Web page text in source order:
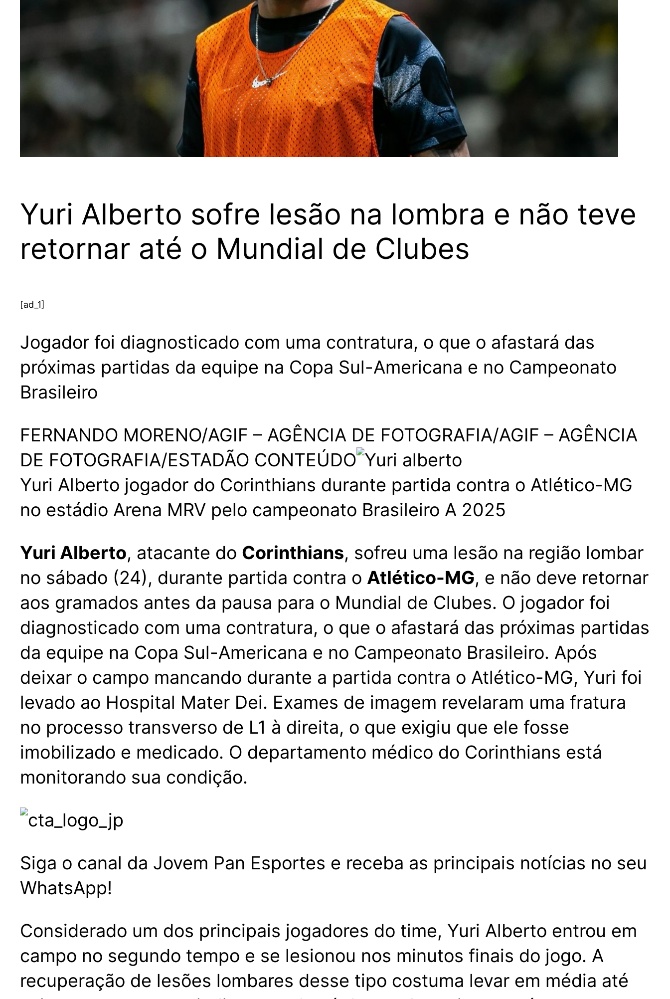
Yuri Alberto sofre lesão na lombra e não teve
retornar até o Mundial de Clubes
[ad_1]
Jogador foi diagnosticado com uma contratura, o que o afastará das
próximas partidas da equipe na Copa Sul-Americana e no Campeonato
Brasileiro
FERNANDO MORENO/AGIF – AGÊNCIA DE FOTOGRAFIA/AGIF – AGÊNCIA
DE FOTOGRAFIA/ESTADÃO CONTEÚDO
Yuri Alberto jogador do Corinthians durante partida contra o Atlético-MG
no estádio Arena MRV pelo campeonato Brasileiro A 2025
Yuri Alberto, atacante do Corinthians, sofreu uma lesão na região lombar
no sábado (24), durante partida contra o Atlético-MG, e não deve retornar
aos gramados antes da pausa para o Mundial de Clubes. O jogador foi
diagnosticado com uma contratura, o que o afastará das próximas partidas
da equipe na Copa Sul-Americana e no Campeonato Brasileiro. Após
deixar o campo mancando durante a partida contra o Atlético-MG, Yuri foi
levado ao Hospital Mater Dei. Exames de imagem revelaram uma fratura
no processo transverso de L1 à direita, o que exigiu que ele fosse
imobilizado e medicado. O departamento médico do Corinthians está
monitorando sua condição.
Siga o canal da Jovem Pan Esportes e receba as principais notícias no seu
WhatsApp!
Considerado um dos principais jogadores do time, Yuri Alberto entrou em
campo no segundo tempo e se lesionou nos minutos finais do jogo. A
recuperação de lesões lombares desse tipo costuma levar em média até